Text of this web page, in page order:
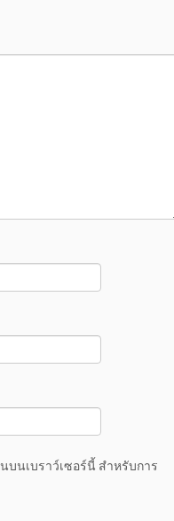
บนเบราว์เซอร์นี้ สำหรับการ